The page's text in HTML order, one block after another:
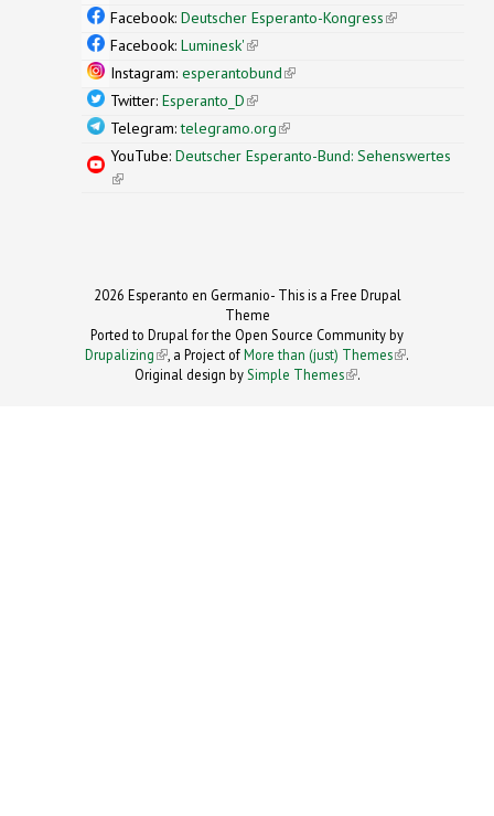
external)
Facebook: Deutscher Esperanto-Kongress(link is
Facebook: Luminesk'(link is external)
Instagram: esperantobund(link is external)
Twitter: Esperanto_D(link is external)
Telegram:telegramo.org(link is external)
YouTube: Deutscher Esperanto-Bund: Sehenswertes
(link is external)
2026 Esperanto en Germanio- This is a Free Drupal
Theme
Ported to Drupal for the Open Source Community by
Drupalizing(link is external)
, a Project ofMore than (just) Themes (link is
.
Original design by Simple Themes
(link is
.